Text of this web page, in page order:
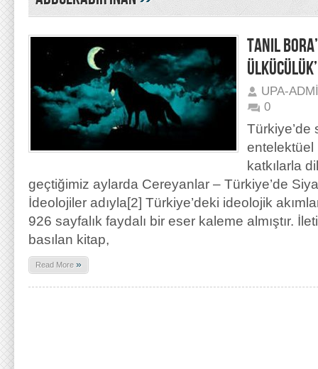
TANIL
ÜLKÜCÜLÜK’
UPA-
0
Türkiye’de
entelektüel
katkılarla
geçtiğimiz aylarda Cereyanlar – Türkiye’de
İdeolojiler adıyla[2] Türkiye’deki ideolojik
926 sayfalık faydalı bir eser kaleme almıştır.
basılan kitap,
Read More »